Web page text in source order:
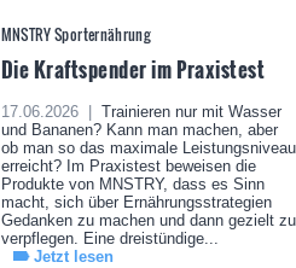
MNSTRY Sporternährung
Die Kraftspender im Praxistest
17.06.2026 |
Trainieren nur mit Wasser
und Bananen? Kann man machen, aber
ob man so das maximale Leistungsniveau
erreicht? Im Praxistest beweisen die
Produkte von MNSTRY, dass es Sinn
macht, sich über Ernährungsstrategien
Gedanken zu machen und dann gezielt zu
verpflegen. Eine dreistündige...
Jetzt lesen